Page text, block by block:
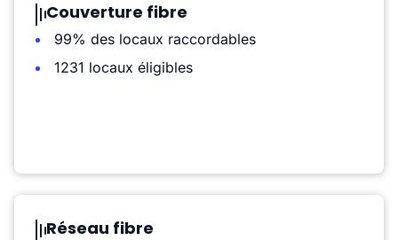
Couverture fibre
99% des locaux raccordables
1231 locaux éligibles
Réseau fibre